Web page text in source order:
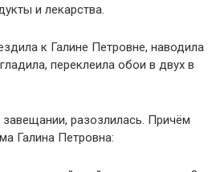
и лекарства.
к Галине Петровне, наводила
переклеила обои в двух в
завещании, разозлилась. Причём
Галина Петровна: